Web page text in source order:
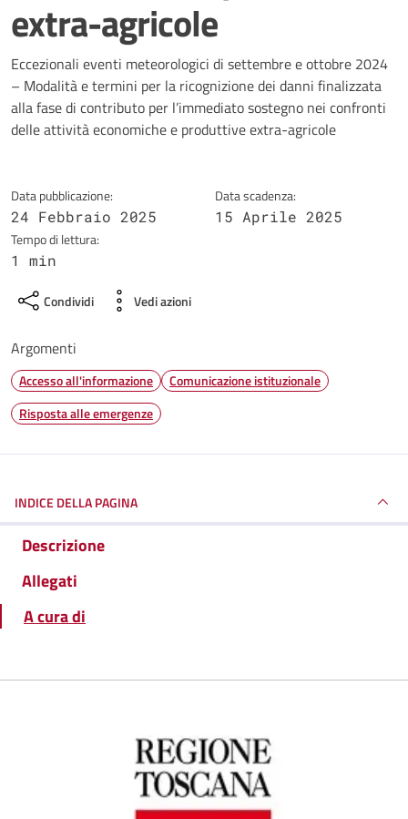
extra-agricole
Dettagli della notizia
Eccezionali eventi meteorologici di settembre e ottobre 2024
– Modalità e termini per la ricognizione dei danni finalizzata
alla fase di contributo per l’immediato sostegno nei confronti
delle attività economiche e produttive extra-agricole
Data pubblicazione:
24 Febbraio 2025
Data scadenza:
15 Aprile 2025
Tempo di lettura:
1 min
Condividi Vedi azioni
Argomenti
Accesso all'informazione
Comunicazione istituzionale
Risposta alle emergenze
INDICE DELLA PAGINA
Descrizione
Allegati
A cura di